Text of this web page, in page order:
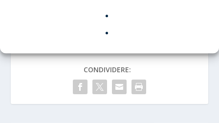
CONDIVIDERE: